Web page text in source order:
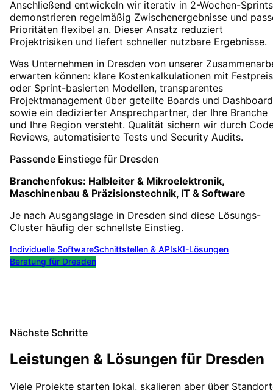
Anschließend entwickeln wir iterativ in 2-Wochen-
demonstrieren regelmäßig Zwischenergebnisse und
Prioritäten flexibel an. Dieser Ansatz reduziert
Projektrisiken und liefert schneller nutzbare Ergebnisse.
Was Unternehmen in Dresden von unserer
erwarten können: klare Kostenkalkulationen mit
oder Sprint-basierten Modellen, transparentes
Projektmanagement über geteilte Boards und
sowie ein dedizierter Ansprechpartner, der Ihre Branche
und Ihre Region versteht. Qualität sichern wir durch
Reviews, automatisierte Tests und Security Audits.
Passende Einstiege für Dresden
Branchenfokus: Halbleiter & Mikroelektronik,
Maschinenbau & Präzisionstechnik, IT & Software
Je nach Ausgangslage in Dresden sind diese Lösungs-
Cluster häufig der schnellste Einstieg.
Individuelle SoftwareSchnittstellen & APIsKI-Lösungen
Beratung für Dresden
Nächste Schritte
Leistungen & Lösungen für Dresden
Viele Projekte starten lokal, skalieren aber über